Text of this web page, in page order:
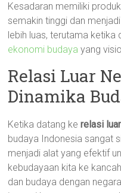
Kesadaran memiliki
semakin tinggi dan
lebih luas, terutama ketika
ekonomi budaya yang
Relasi Luar
Dinamika
Ketika datang kerelasi
budaya Indonesia sangat
menjadi alat yang efektif
kebudayaan kita ke
dan budaya dengan